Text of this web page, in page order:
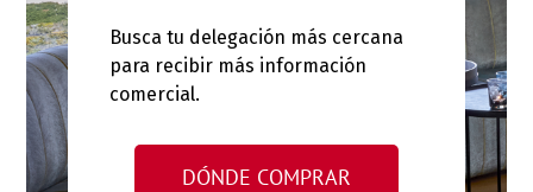
Busca tu delegación más cercana
para recibir más información
comercial.
DÓNDE COMPRAR